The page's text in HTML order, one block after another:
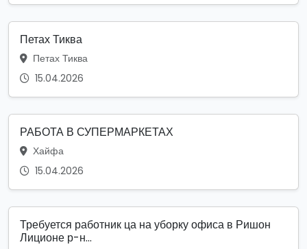
Петах Тиква
Петах Тиква
15.04.2026
РАБОТА В СУПЕРМАРКЕТАХ
Хайфа
15.04.2026
Требуется работник ца на уборку офиса в Ришон
Лиционе р-н...